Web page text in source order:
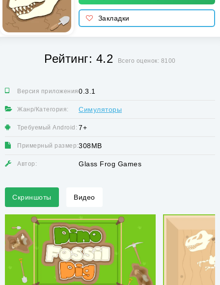
Закладки
Рейтинг: 4.2 Всего оценок: 8100
Версия приложения:0.3.1
Жанр/Категория: Симуляторы
Требуемый Android: 7+
Примерный размер:308MB
Автор: Glass Frog Games
Скриншоты Видео